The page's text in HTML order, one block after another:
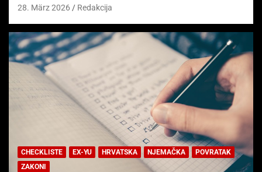
28. März 2026 Redakcija
CHECKLISTE EX-YU HRVATSKA NJEMAČKA
POVRATAK
ZAKONI